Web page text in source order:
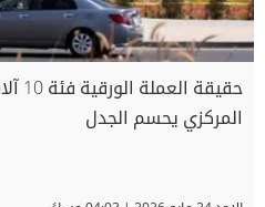
المركزي يحسم الجدل